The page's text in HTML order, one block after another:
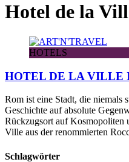
Hotel de la
HOTELS
HOTEL DE LA VILLE
Rom ist eine Stadt, die niemals
Geschichte auf absolute
Rückzugsort auf Kosmopoliten
Ville aus der renommierten
Schlagwörter